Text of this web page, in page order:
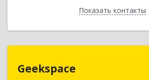
Показать контакты
Назад
Geekspace